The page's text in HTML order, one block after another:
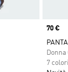
Price
70 €
7 colori